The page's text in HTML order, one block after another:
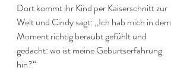
Dort kommt ihr Kind per Kaiserschnitt zur
Welt und Cindy sagt: „Ich hab mich in dem
Moment richtig beraubt gefühlt und
gedacht: wo ist meine Geburtserfahrung
hin?“